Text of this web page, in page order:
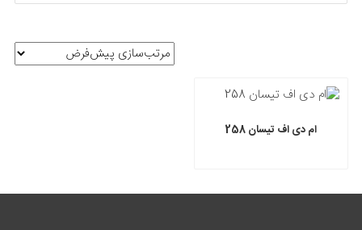
ام دی اف تیسان 258